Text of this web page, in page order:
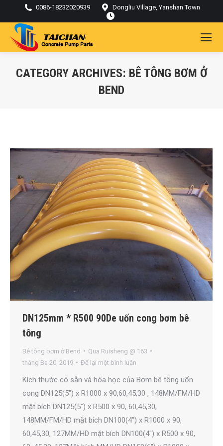
0086-18232020939 Dongliu Village, Yanshan Town
CATEGORY ARCHIVES: BÊ TÔNG BƠM Ở
BEND
DN125mm * R500 90De uốn cong bơm bê
tông
Bê tông bơm ở Bend Qua Ruisheng @ 163
tháng Ba 20, 2019
Để lại một bình luận
Kích thước có sẵn và hóa học của Bơm bê tông uốn
cong DN125(5″) x R1000 x 90,60,45,30 , 148MM/FM/HD
mặt bích DN125(5″) x R500 x 90, 60,45,30,
148MM/FM/HD mặt bích DN100(4″) x R1000 x 90,
60,45,30, 127MM/HD mặt bích DN100(4″) x R500 x 90,